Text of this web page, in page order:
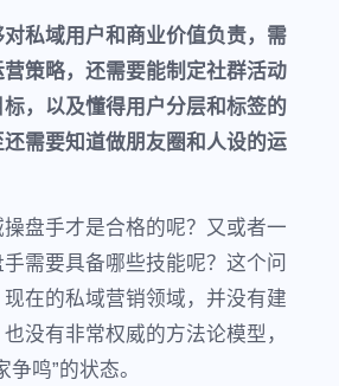
私域用户和商业价值负责，需
策略，还需要能制定社群活动
，以及懂得用户分层和标签的
需要知道做朋友圈和人设的运
盘手才是合格的呢？又或者一
需要具备哪些技能呢？这个问
在的私域营销领域，并没有建
没有非常权威的方法论模型，
鸣”的状态。